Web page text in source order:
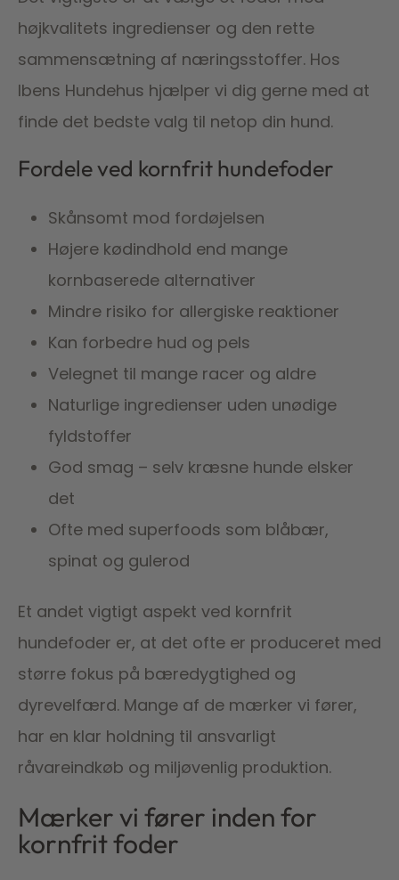
højkvalitets ingredienser og den rette
sammensætning af næringsstoffer. Hos
Ibens Hundehus hjælper vi dig gerne med at
finde det bedste valg til netop din hund.
Fordele ved kornfrit hundefoder
Skånsomt mod fordøjelsen
Højere kødindhold end mange
kornbaserede alternativer
Mindre risiko for allergiske reaktioner
Kan forbedre hud og pels
Velegnet til mange racer og aldre
Naturlige ingredienser uden unødige
fyldstoffer
God smag – selv kræsne hunde elsker
det
Ofte med superfoods som blåbær,
spinat og gulerod
Et andet vigtigt aspekt ved kornfrit
hundefoder er, at det ofte er produceret med
større fokus på bæredygtighed og
dyrevelfærd. Mange af de mærker vi fører,
har en klar holdning til ansvarligt
råvareindkøb og miljøvenlig produktion.
Mærker vi fører inden for
kornfrit foder